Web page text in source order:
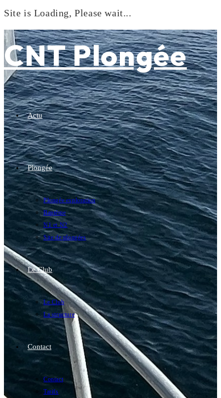
Site is Loading, Please wait...
to
content
CNT Plongée
Actu
Plongée
Plongée exploration
Baptême
N1 et N2
Site de plongées
Le Club
Le Club
La structure
Contact
Contact
Tarifs